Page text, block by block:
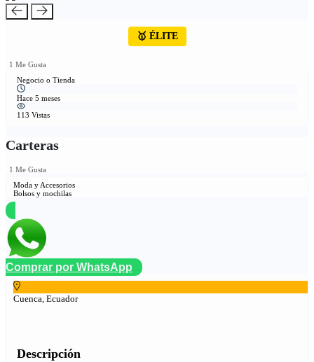
🥇 ÉLITE
1 Me Gusta
Negocio o Tienda
Hace 5 meses
113 Vistas
Carteras
1 Me Gusta
Moda y Accesorios
Bolsos y mochilas
Comprar por WhatsApp
Cuenca, Ecuador
Descripción